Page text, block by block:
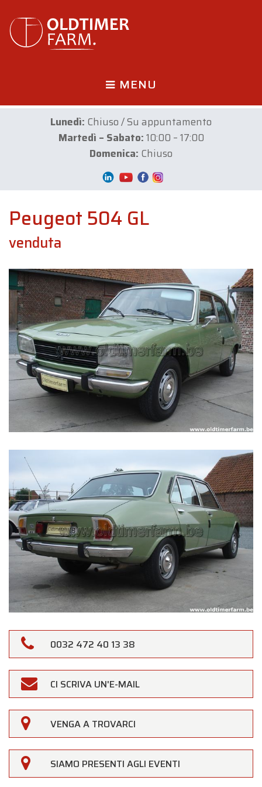
MENU
Lunedì: Chiuso / Su appuntamento
Martedì – Sabato:10:00 – 17:00
Domenica: Chiuso
Peugeot 504 GL
venduta
0032 472 40 13 38
CI SCRIVA UN'E-MAIL
VENGA A TROVARCI
SIAMO PRESENTI AGLI EVENTI
×
Oldtimerfarm
Gentili Clienti,
Oldtimerfarm saràchiusa sabato 15 agostoin
occasione della festività diFerragosto
(Assunzione di Maria).